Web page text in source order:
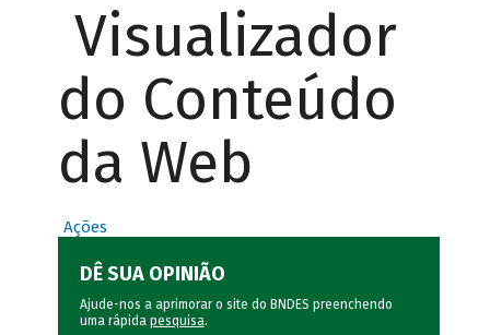
Visualizador
do Conteúdo
da Web
Ações
DÊ SUA OPINIÃO
Ajude-nos a aprimorar o site do BNDES preenchendo
uma rápida pesquisa.